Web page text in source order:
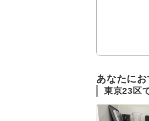
あなたに
東京23区